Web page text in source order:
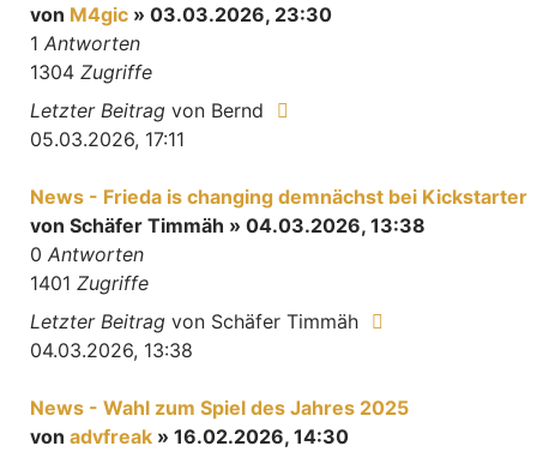
von M4gic » 03.03.2026, 23:30
1 Antworten
1304 Zugriffe
Letzter Beitrag von Bernd
05.03.2026, 17:11
News - Frieda is changing demnächst bei Kickstarter
von Schäfer Timmäh » 04.03.2026, 13:38
0 Antworten
1401 Zugriffe
Letzter Beitrag von Schäfer Timmäh
04.03.2026, 13:38
News - Wahl zum Spiel des Jahres 2025
von advfreak » 16.02.2026, 14:30